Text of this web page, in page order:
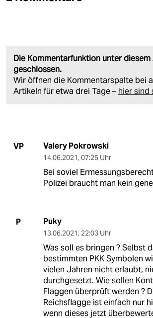
Die Kommentarfunktion unter
geschlossen.
Wir öffnen die Kommentarspalte bei
Artikeln für etwa drei Tage – hier sind
VP Valery Pokrowski
14.06.2021, 07:25 Uhr
Bei soviel
Polizei braucht man kein
P Puky
13.06.2021, 22:03 Uhr
Was soll es bringen ? Selbst
bestimmten PKK Symbolen
vielen Jahren nicht erlaubt,
durchgesetzt. Wie sollen
Flaggen überprüft werden ?
Reichsflagge ist einfach nur
wenn dieses jetzt